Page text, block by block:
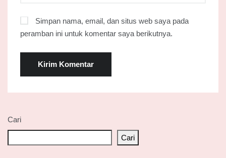
Simpan nama, email, dan situs web saya pada
peramban ini untuk komentar saya berikutnya.
Cari
Cari